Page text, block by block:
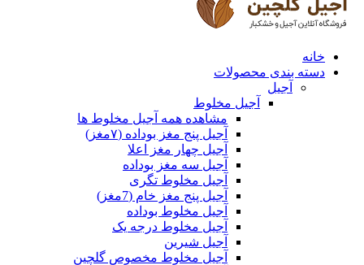
خانه
دسته بندی محصولات
آجیل
آجیل مخلوط
مشاهده همه آجیل مخلوط ها
آجیل پنج مغز بوداده (۷مغز)
آجیل چهار مغز اعلا
آجیل سه مغز بوداده
آجیل مخلوط تگری
آجیل پنج مغز خام (7مغز)
آجیل مخلوط بوداده
آجیل مخلوط درجه یک
آجیل شیرین
آجیل مخلوط مخصوص گلچین